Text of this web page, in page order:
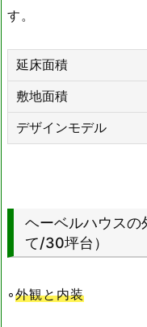
す。
延床面積
敷地面積
デザインモデル
ヘーベルハウス
て/30坪台）
◦外観と内装